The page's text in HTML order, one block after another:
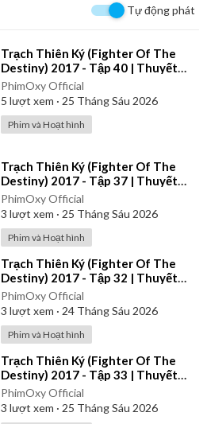
Tự động phát
⁣Trạch Thiên Ký (Fighter Of The
Destiny) 2017 - Tập 40 | Thuyết
Minh
PhimOxy Official
5 lượt xem · 25 Tháng Sáu 2026
Phim và Hoạt hình
⁣Trạch Thiên Ký (Fighter Of The
Destiny) 2017 - Tập 37 | Thuyết
Minh
PhimOxy Official
3 lượt xem · 25 Tháng Sáu 2026
Phim và Hoạt hình
⁣Trạch Thiên Ký (Fighter Of The
Destiny) 2017 - Tập 32 | Thuyết
Minh
PhimOxy Official
3 lượt xem · 24 Tháng Sáu 2026
Phim và Hoạt hình
⁣Trạch Thiên Ký (Fighter Of The
Destiny) 2017 - Tập 33 | Thuyết
Minh
PhimOxy Official
3 lượt xem · 25 Tháng Sáu 2026